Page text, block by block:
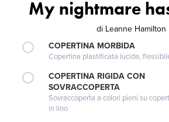
My nightmare
di Leanne Hamilton
COPERTINA MORBIDA
Copertina plastificata lucida,
COPERTINA RIGIDA CON
SOVRACCOPERTA
Sovraccoperta a colori pieni su
in lino